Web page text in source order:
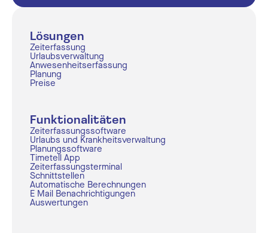
Lösungen
Zeiterfassung
Urlaubsverwaltung
Anwesenheitserfassung
Planung
Preise
Funktionalitäten
Zeiterfassungssoftware
Urlaubs und Krankheitsverwaltung
Planungssoftware
Timetell App
Zeiterfassungsterminal
Schnittstellen
Automatische Berechnungen
E Mail Benachrichtigungen
Auswertungen